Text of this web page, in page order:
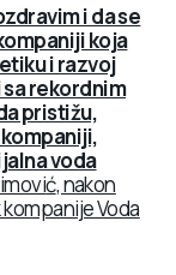
i da se
koja
i razvoj
rekordnim
pristižu,
voda
ć, nakon
kompanije Voda